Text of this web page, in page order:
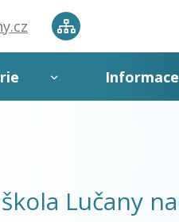
Mapa webu
Informace